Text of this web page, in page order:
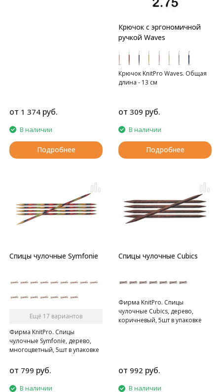
от 1 374 руб.
В наличии
Подробнее
Крючок с эргономичной
ручкой Waves
Крючок KnitPro Waves. Общая
длина - 13 см
от 309 руб.
В наличии
Подробнее
Спицы чулочные Symfonie
Ещё 17 вариантов
Фирма KnitPro. Спицы
чулочные Symfonie, дерево,
многоцветный, 5шт в упаковке
от 799 руб.
В наличии
Спицы чулочные Cubics
Фирма KnitPro. Спицы
чулочные Cubics, дерево,
коричневый, 5шт в упаковке
от 992 руб.
В наличии